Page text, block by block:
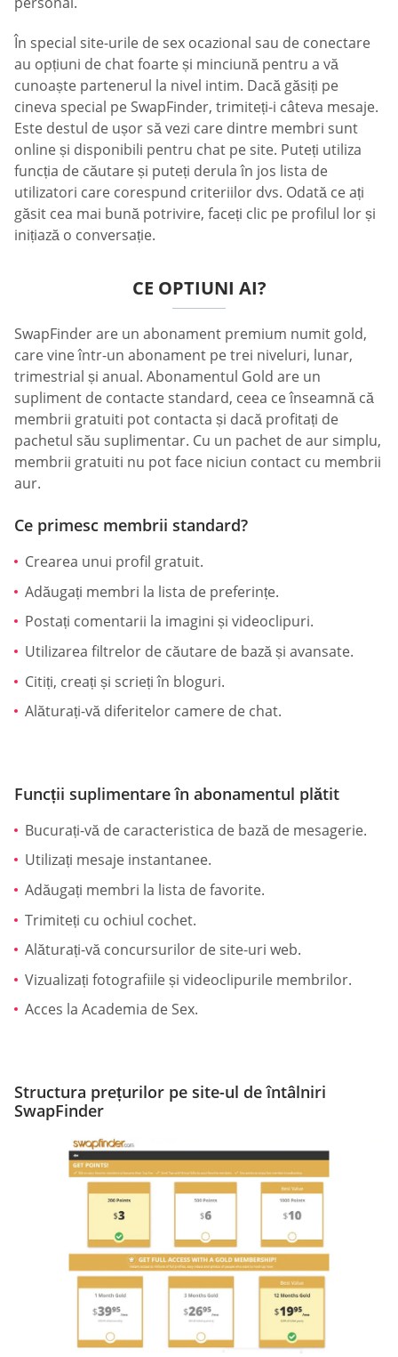
În special site-urile de sex ocazional sau de conectare
au opțiuni de chat foarte și minciună pentru a vă
cunoaște partenerul la nivel intim. Dacă găsiți pe
cineva special pe SwapFinder, trimiteți-i câteva mesaje.
Este destul de ușor să vezi care dintre membri sunt
online și disponibili pentru chat pe site. Puteți utiliza
funcția de căutare și puteți derula în jos lista de
utilizatori care corespund criteriilor dvs. Odată ce ați
găsit cea mai bună potrivire, faceți clic pe profilul lor și
inițiază o conversație.
CE OPTIUNI AI?
SwapFinder are un abonament premium numit gold,
care vine într-un abonament pe trei niveluri, lunar,
trimestrial și anual. Abonamentul Gold are un
supliment de contacte standard, ceea ce înseamnă că
membrii gratuiti pot contacta și dacă profitați de
pachetul său suplimentar. Cu un pachet de aur simplu,
membrii gratuiti nu pot face niciun contact cu membrii
aur.
Ce primesc membrii standard?
Crearea unui profil gratuit.
Adăugați membri la lista de preferințe.
Postați comentarii la imagini și videoclipuri.
Utilizarea filtrelor de căutare de bază și avansate.
Citiți, creați și scrieți în bloguri.
Alăturați-vă diferitelor camere de chat.
Funcții suplimentare în abonamentul plătit
Bucurați-vă de caracteristica de bază de mesagerie.
Utilizați mesaje instantanee.
Adăugați membri la lista de favorite.
Trimiteți cu ochiul cochet.
Alăturați-vă concursurilor de site-uri web.
Vizualizați fotografiile și videoclipurile membrilor.
Acces la Academia de Sex.
Structura prețurilor pe site-ul de întâlniri
SwapFinder